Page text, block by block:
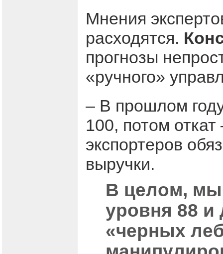
Мнения
расходятся.
прогнозы
«ручного»
– В прошлом
100, потом откат
экспортеров
выручки.
В целом, мы
уровня 88 и
«черных